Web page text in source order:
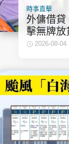
時事直擊
外傭借
擊無牌放
2026-08-04